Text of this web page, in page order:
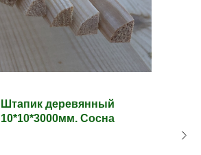
Штапик деревянный
10*10*3000мм. Сосна